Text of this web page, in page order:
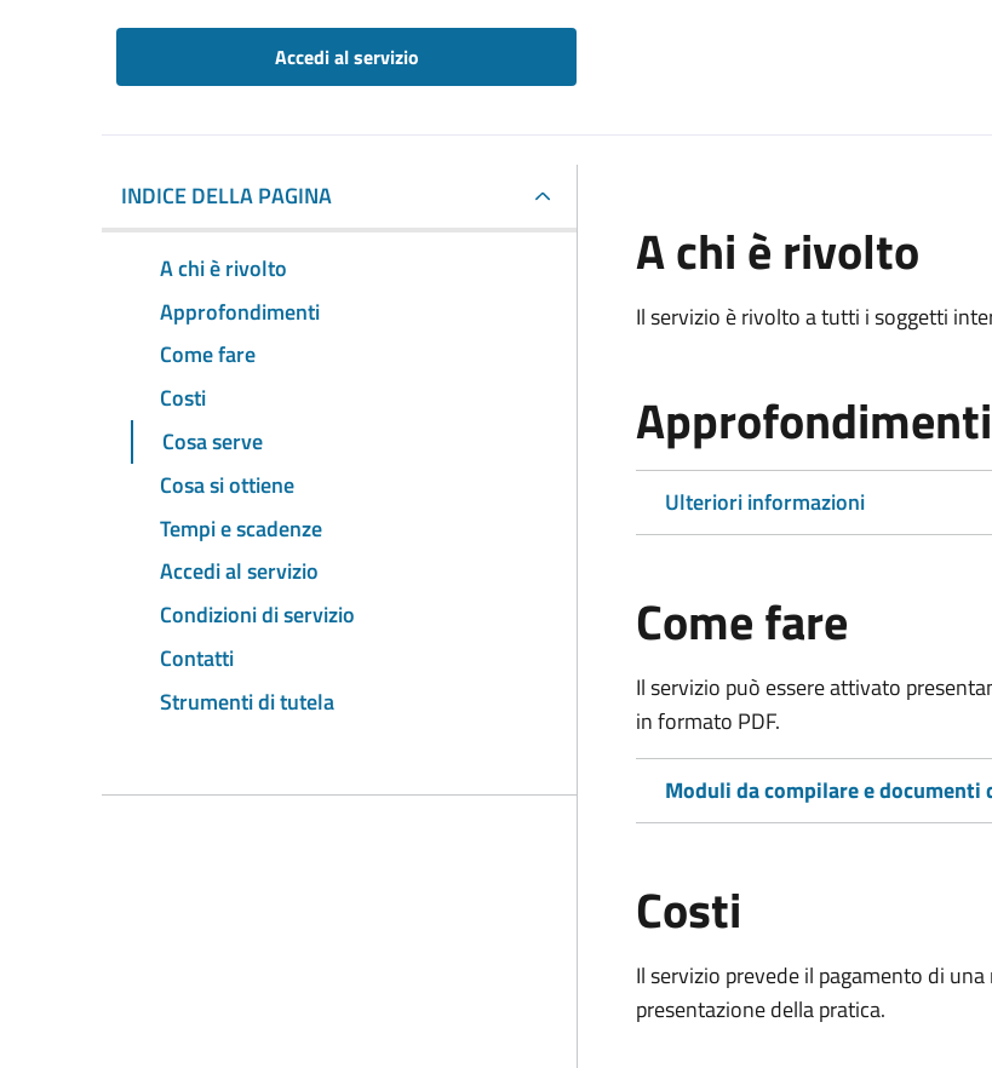
Accedi al servizio
INDICE DELLA PAGINA
A chi è rivolto
Approfondimenti
Come fare
Costi
Cosa serve
Cosa si ottiene
Tempi e scadenze
Accedi al servizio
Condizioni di servizio
Contatti
Strumenti di tutela
A chi è rivolto
Il servizio è rivolto a tutti i soggetti
Approfondimenti
Ulteriori informazioni
Come fare
Il servizio può essere attivato
in formato PDF.
Moduli da compilare e documenti
Costi
Il servizio prevede il pagamento di
presentazione della pratica.